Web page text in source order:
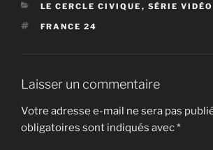
CATÉGORIES
LE CERCLE CIVIQUE , SÉRIE VIDÉO
ÉTIQUETTES
FRANCE 24
Laisser un commentaire
Votre adresse e-mail ne sera pas
obligatoires sont indiqués avec*